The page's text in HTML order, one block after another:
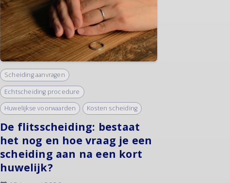
Scheiding aanvragen
Echtscheiding procedure
Huwelijkse voorwaarden Kosten scheiding
De flitsscheiding: bestaat
het nog en hoe vraag je een
scheiding aan na een kort
huwelijk?